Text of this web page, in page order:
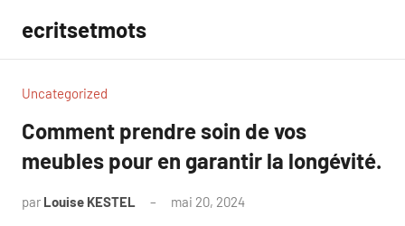
contenu
ecritsetmots
Uncategorized
Comment prendre soin de vos
meubles pour en garantir la longévité.
par Louise KESTEL mai 20, 2024